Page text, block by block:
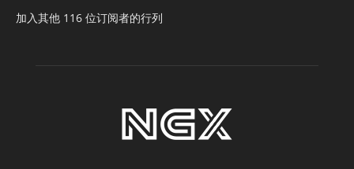
加入其他 116 位订阅者的行列